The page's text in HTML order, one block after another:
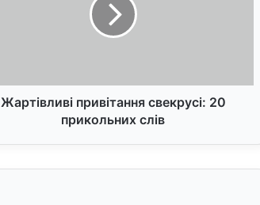
Жартівливі привітання свекрусі: 20
прикольних слів